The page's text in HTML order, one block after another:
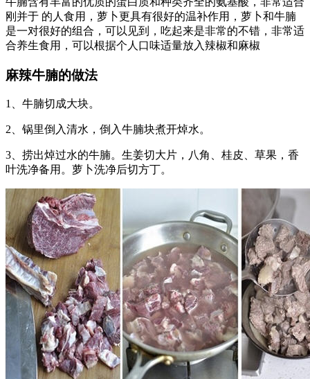
刚并于 的人食用，萝卜更具有很好的温补作用，萝卜和牛腩
是一对很好的组合，可以见到，吃起来是非常的不错，非常适
合养生食用，可以根据个人口味适量放入辣椒和麻椒
麻辣牛腩的做法
1、牛腩切成大块。
2、锅里倒入清水，倒入牛腩块煮开焯水。
3、捞出焯过水的牛腩。生姜切大片，八角、桂皮、草果，香
叶洗净备用。萝卜洗净后切方丁。